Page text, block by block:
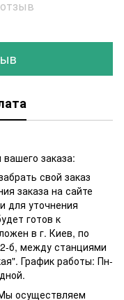
заказа:
свой заказ
заказа на сайте
для уточнения
готов к
в г. Киев, по
б, между станциями
График работы: Пн-
осуществляем